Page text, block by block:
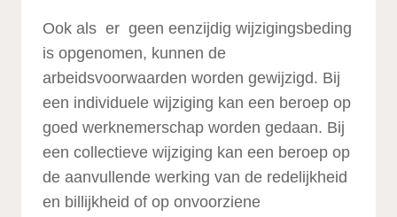
Ook als er geen eenzijdig wijzigingsbeding
is opgenomen, kunnen de
arbeidsvoorwaarden worden gewijzigd. Bij
een individuele wijziging kan een beroep op
goed werknemerschap worden gedaan. Bij
een collectieve wijziging kan een beroep op
de aanvullende werking van de redelijkheid
en billijkheid of op onvoorziene